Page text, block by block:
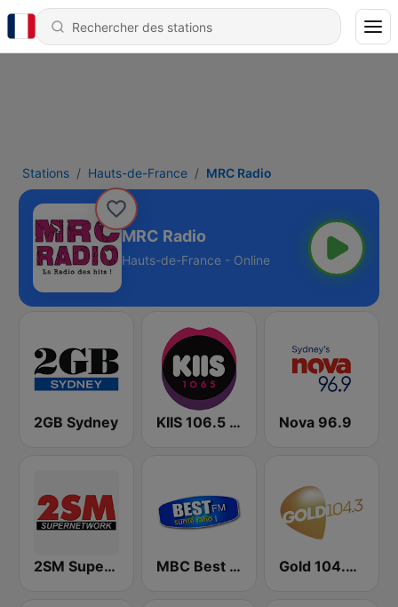
Stations Hauts-de-France MRC Radio
MRC Radio
Hauts-de-France - Online
2GB Sydney KIIS 106.5 FM Nova 96.9
2SM Super Radio MBC Best FM Gold 104.3 FM